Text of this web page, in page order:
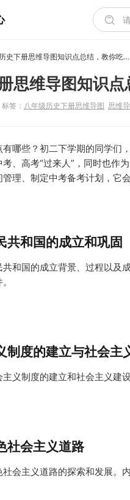
八年级历史下册思维导图知识点总结，教你吃透历史重点
思维导图知识
标签： 八年级历史下册思维导图 思维
哪些？初二下学期的同学们
、高考“过来人”，同时也作
理、制定中考备考计划，它
共和国的成立和巩固
和国的成立背景、过程以及
制度的建立与社会主
义制度的建立和社会主义建
社会主义道路
会主义道路的探索和发展。